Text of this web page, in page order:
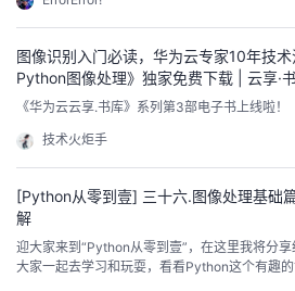
图像识别入门必读，华为云专家10年技
Python图像处理》独家免费下载 | 云享·
《华为云云享.书库》系列第3部电子书上线啦！
技术火炬手
[Python从零到壹] 三十六.图像处理基础
解
迎大家来到“Python从零到壹”，在这里我将分
大家一起去学习和玩耍，看看Python这个有趣